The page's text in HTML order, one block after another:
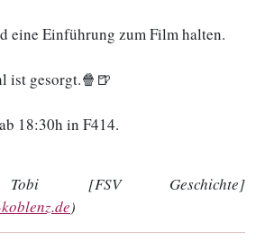
eine Einführung zum Film halten.
ist gesorgt.🍿🍺
18:30h in F414.
[FSV Geschichte]
)